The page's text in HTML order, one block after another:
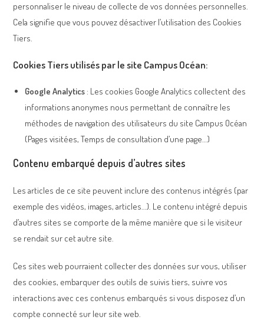
personnaliser le niveau de collecte de vos données personnelles.
Cela signifie que vous pouvez désactiver l’utilisation des Cookies
Tiers.
Cookies Tiers utilisés par le site Campus Océan:
Google Analytics : Les cookies Google Analytics collectent des
informations anonymes nous permettant de connaître les
méthodes de navigation des utilisateurs du site Campus Océan
(Pages visitées, Temps de consultation d’une page…)
Contenu embarqué depuis d’autres sites
Les articles de ce site peuvent inclure des contenus intégrés (par
exemple des vidéos, images, articles…). Le contenu intégré depuis
d’autres sites se comporte de la même manière que si le visiteur
se rendait sur cet autre site.
Ces sites web pourraient collecter des données sur vous, utiliser
des cookies, embarquer des outils de suivis tiers, suivre vos
interactions avec ces contenus embarqués si vous disposez d’un
compte connecté sur leur site web.